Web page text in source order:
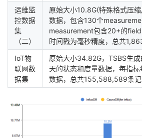
运维监
控数据
集
（二）
原始大小10.8G(特殊格式压
数据，包含130个
measurement包含20+的
时间戳为毫秒精度，总共
IoT物
联网数
据集
原始大小34.82G，TSBS生
天的状态和度量数据，每指
数据，总共155,588,589条